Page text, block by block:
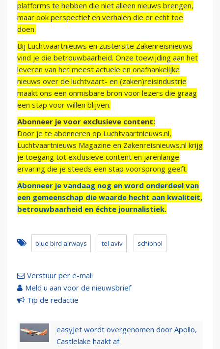
platforms te hebben die niet alleen nieuws brengen,
maar ook perspectief en verhalen die er echt toe
doen.
Bij Luchtvaartnieuws en zustersite Zakenreisnieuws
vind je die betrouwbaarheid. Onze toewijding aan het
leveren van het meest actuele en onafhankelijke
nieuws over de luchtvaart- en (zaken)reisindustrie
maakt ons een onmisbare bron voor lezers die graag
een stap voor willen blijven.
Abonneer je voor exclusieve content:
Door je te abonneren op Luchtvaartnieuws.nl,
Luchtvaartnieuws Magazine en Zakenreisnieuws.nl krijg
je toegang tot exclusieve content en jarenlange
ervaring die je steeds een stap voorsprong geeft.
Abonneer je vandaag nog en word onderdeel van
een gemeenschap die waarde hecht aan kwaliteit,
betrouwbaarheid en échte journalistiek.
blue bird airways tel aviv schiphol
Verstuur per e-mail
Meld u aan voor de nieuwsbrief
Tip de redactie
easyJet wordt overgenomen door Apollo,
Castlelake haakt af